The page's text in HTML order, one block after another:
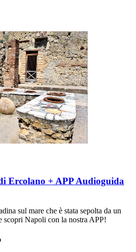
Ercolano + APP Audioguida
sul mare che è stata sepolta da un
scopri Napoli con la nostra APP!